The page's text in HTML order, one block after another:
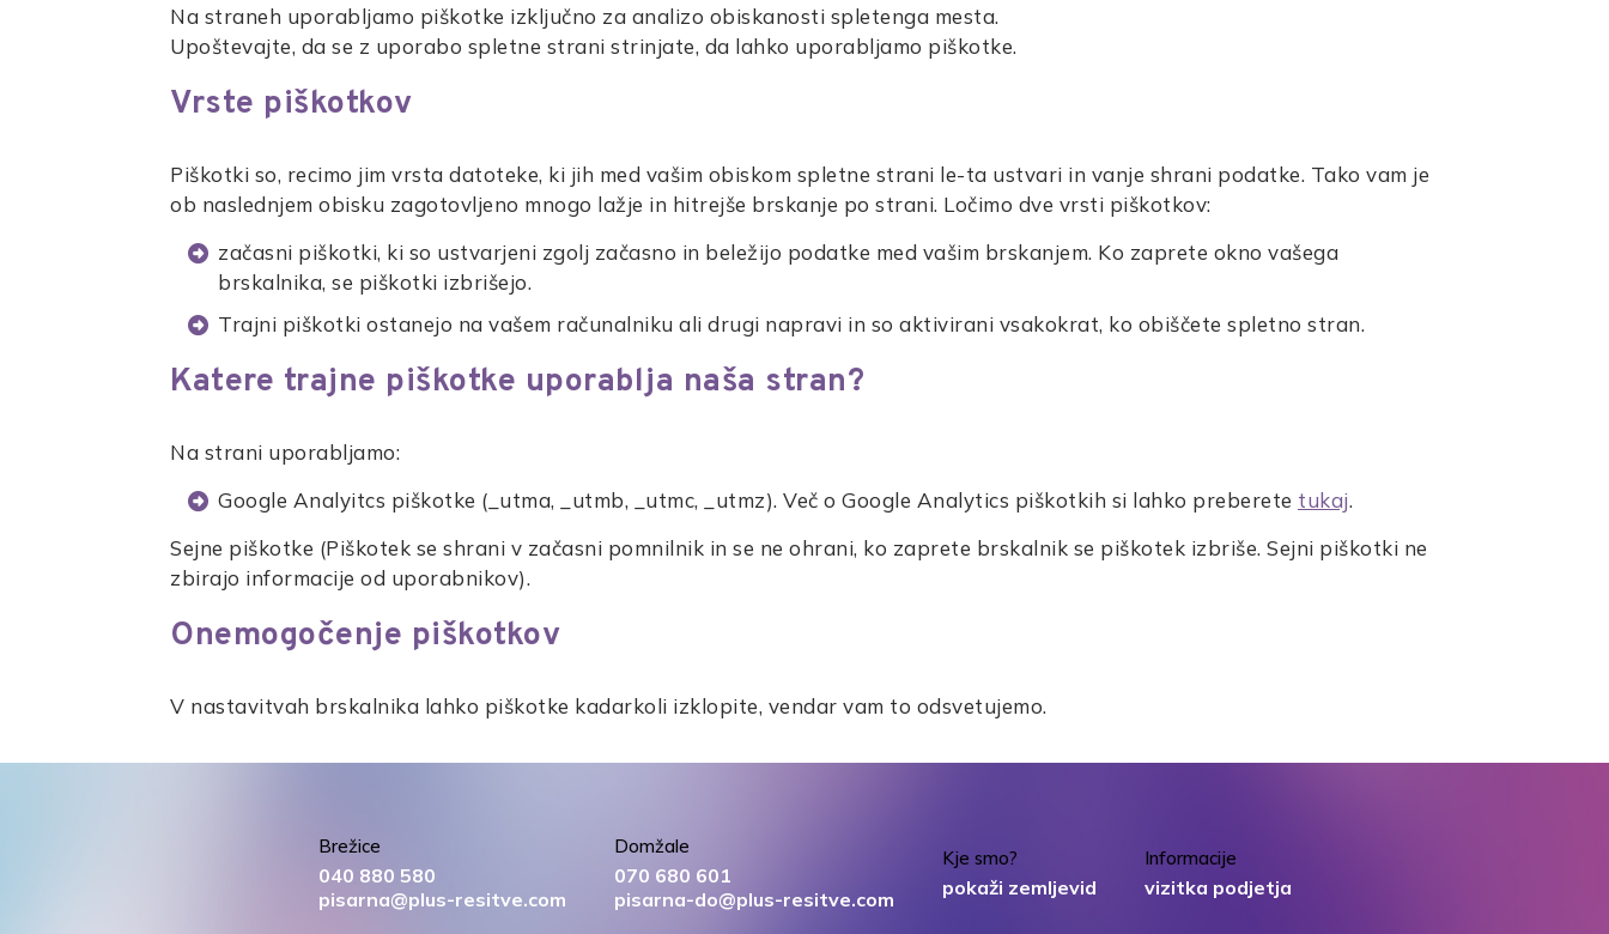
Na straneh uporabljamo piškotke izključno za analizo obiskanosti spletenga mesta.
Upoštevajte, da se z uporabo spletne strani strinjate, da lahko uporabljamo piškotke.
Vrste piškotkov
Piškotki so, recimo jim vrsta datoteke, ki jih med vašim obiskom spletne strani le-ta ustvari in vanje shrani podatke. Tako vam je
ob naslednjem obisku zagotovljeno mnogo lažje in hitrejše brskanje po strani. Ločimo dve vrsti piškotkov:
začasni piškotki, ki so ustvarjeni zgolj začasno in beležijo podatke med vašim brskanjem. Ko zaprete okno vašega
brskalnika, se piškotki izbrišejo.
Trajni piškotki ostanejo na vašem računalniku ali drugi napravi in so aktivirani vsakokrat, ko obiščete spletno stran.
Katere trajne piškotke uporablja naša stran?
Na strani uporabljamo:
Google Analyitcs piškotke (_utma, _utmb, _utmc, _utmz). Več o Google Analytics piškotkih si lahko preberete tukaj.
Sejne piškotke (Piškotek se shrani v začasni pomnilnik in se ne ohrani, ko zaprete brskalnik se piškotek izbriše. Sejni piškotki ne
zbirajo informacije od uporabnikov).
Onemogočenje piškotkov
V nastavitvah brskalnika lahko piškotke kadarkoli izklopite, vendar vam to odsvetujemo.
Brežice
040 880 580
pisarna@plus-resitve.com
Domžale
070 680 601
pisarna-do@plus-resitve.com
Kje smo?
pokaži zemljevid
Informacije
vizitka podjetja